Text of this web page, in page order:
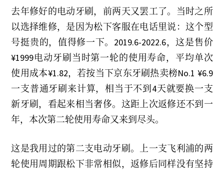
h
M
a
y
2
0
3
去年修好的电动牙刷，前两天又罢工了。当时之所
以选择维修，是因为松下客服在电话里说：这个型
号挺贵的，值得修一下。2019.6-2022.6，这是售价
¥1999电动牙刷当时第一轮的使用寿命，平均单次
使用成本¥1.82，若按当下京东牙刷热卖榜No.1 ¥6.9
一支普通牙刷来计算，相当于不到4天就要换一支
新牙刷，看起来相当奢侈。这距上次返修还不到一
年，本次第二轮使用寿命又来到尽头。
这是我用过的第二支电动牙刷。上一支飞利浦的两
轮使用周期跟松下非常相似，返修后同样没有坚持